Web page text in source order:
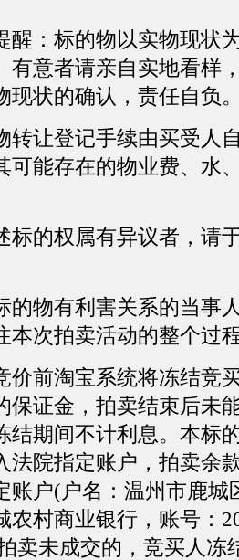
：标的物以实物现状
有意者请亲自实地看样
现状的确认，责任自负
让登记手续由买受人
可能存在的物业费、水
的权属有异议者，请于
物有利害关系的当事
本次拍卖活动的整个过
前淘宝系统将冻结竞
保证金，拍卖结束后未
结期间不计利息。本标
法院指定账户，拍卖余
账户(户名：温州市鹿城
农村商业银行，账号
卖未成交的，竞买人冻